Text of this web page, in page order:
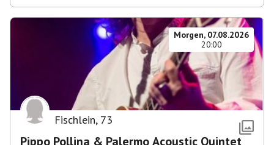
Morgen, 07.08.2026
20:00
Fischlein, 73
Pippo Pollina & Palermo Acoustic Quintet